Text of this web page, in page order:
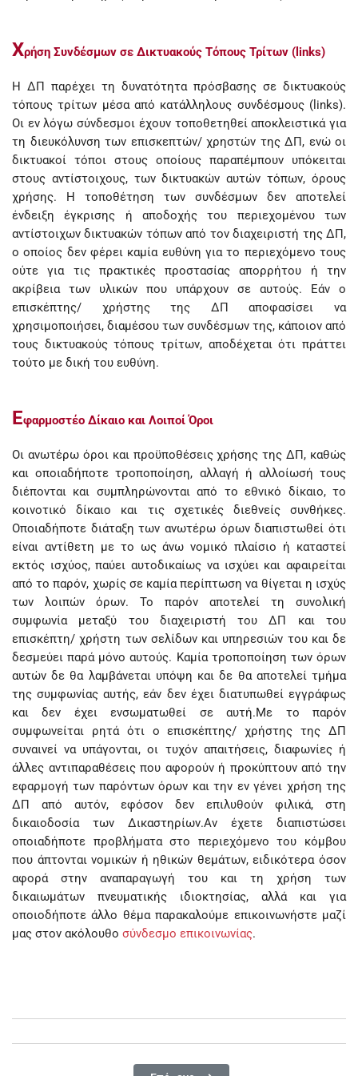
Χρήση Συνδέσμων σε Δικτυακούς Τόπους Τρίτων (links)
Η ΔΠ παρέχει τη δυνατότητα πρόσβασης σε δικτυακούς
τόπους τρίτων μέσα από κατάλληλους συνδέσμους (links).
Οι εν λόγω σύνδεσμοι έχουν τοποθετηθεί αποκλειστικά για
τη διευκόλυνση των επισκεπτών/ χρηστών της ΔΠ, ενώ οι
δικτυακοί τόποι στους οποίους παραπέμπουν υπόκειται
στους αντίστοιχους, των δικτυακών αυτών τόπων, όρους
χρήσης. Η τοποθέτηση των συνδέσμων δεν αποτελεί
ένδειξη έγκρισης ή αποδοχής του περιεχομένου των
αντίστοιχων δικτυακών τόπων από τον διαχειριστή της ΔΠ,
ο οποίος δεν φέρει καμία ευθύνη για το περιεχόμενο τους
ούτε για τις πρακτικές προστασίας απορρήτου ή την
ακρίβεια των υλικών που υπάρχουν σε αυτούς. Εάν ο
επισκέπτης/ χρήστης της ΔΠ αποφασίσει να
χρησιμοποιήσει, διαμέσου των συνδέσμων της, κάποιον από
τους δικτυακούς τόπους τρίτων, αποδέχεται ότι πράττει
τούτο με δική του ευθύνη.
Eφαρμοστέο Δίκαιο και Λοιποί Όροι
Οι ανωτέρω όροι και προϋποθέσεις χρήσης της ΔΠ, καθώς
και οποιαδήποτε τροποποίηση, αλλαγή ή αλλοίωσή τους
διέπονται και συμπληρώνονται από το εθνικό δίκαιο, το
κοινοτικό δίκαιο και τις σχετικές διεθνείς συνθήκες.
Οποιαδήποτε διάταξη των ανωτέρω όρων διαπιστωθεί ότι
είναι αντίθετη με το ως άνω νομικό πλαίσιο ή καταστεί
εκτός ισχύος, παύει αυτοδικαίως να ισχύει και αφαιρείται
από το παρόν, χωρίς σε καμία περίπτωση να θίγεται η ισχύς
των λοιπών όρων. Το παρόν αποτελεί τη συνολική
συμφωνία μεταξύ του διαχειριστή του ΔΠ και του
επισκέπτη/ χρήστη των σελίδων και υπηρεσιών του και δε
δεσμεύει παρά μόνο αυτούς. Καμία τροποποίηση των όρων
αυτών δε θα λαμβάνεται υπόψη και δε θα αποτελεί τμήμα
της συμφωνίας αυτής, εάν δεν έχει διατυπωθεί εγγράφως
και δεν έχει ενσωματωθεί σε αυτή.Με το παρόν
συμφωνείται ρητά ότι ο επισκέπτης/ χρήστης της ΔΠ
συναινεί να υπάγονται, οι τυχόν απαιτήσεις, διαφωνίες ή
άλλες αντιπαραθέσεις που αφορούν ή προκύπτουν από την
εφαρμογή των παρόντων όρων και την εν γένει χρήση της
ΔΠ από αυτόν, εφόσον δεν επιλυθούν φιλικά, στη
δικαιοδοσία των Δικαστηρίων.Αν έχετε διαπιστώσει
οποιαδήποτε προβλήματα στο περιεχόμενο του κόμβου
που άπτονται νομικών ή ηθικών θεμάτων, ειδικότερα όσον
αφορά στην αναπαραγωγή του και τη χρήση των
δικαιωμάτων πνευματικής ιδιοκτησίας, αλλά και για
οποιοδήποτε άλλο θέμα παρακαλούμε επικοινωνήστε μαζί
μας στον ακόλουθο σύνδεσμο επικοινωνίας.